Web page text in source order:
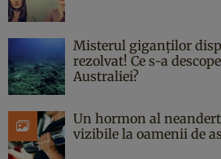
Misterul giganților
rezolvat! Ce s-a
Australiei?
Un hormon al
vizibile la oamenii de